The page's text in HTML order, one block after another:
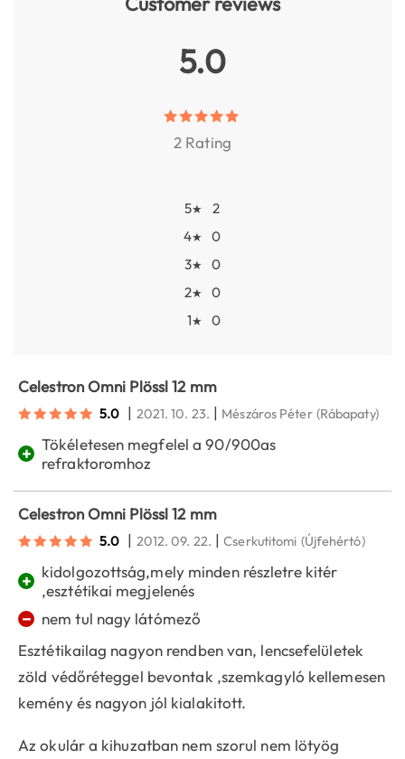
5.0
2 Rating
5★
2
4★
0
3★
0
2★
0
1★ 0
Celestron Omni Plössl 12 mm
5.0 | 2021. 10. 23. | Mészáros Péter (Rábapaty)
+ Tökéletesen megfelel a 90/900as
refraktoromhoz
Celestron Omni Plössl 12 mm
5.0 | 2012. 09. 22. |Cserkutitomi (Újfehértó)
+
kidolgozottság,mely minden részletre kitér
,esztétikai megjelenés
−
nem tul nagy látómező
Esztétikailag nagyon rendben van, lencsefelületek
zöld védőréteggel bevontak ,szemkagyló kellemesen
kemény és nagyon jól kialakitott.
Az okulár a kihuzatban nem szorul nem lötyög